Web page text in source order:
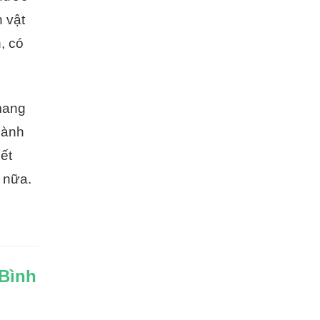
vật
có
nữa.